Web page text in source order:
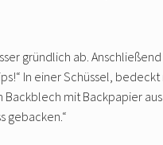
gründlich ab. Anschließend
In einer Schüssel,
Backblech mit Backpapier
gebacken.“